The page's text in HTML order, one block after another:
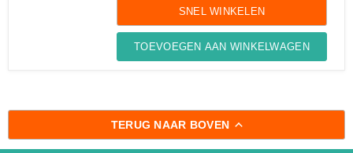
SNEL WINKELEN
TOEVOEGEN AAN WINKELWAGEN
TERUG NAAR BOVEN